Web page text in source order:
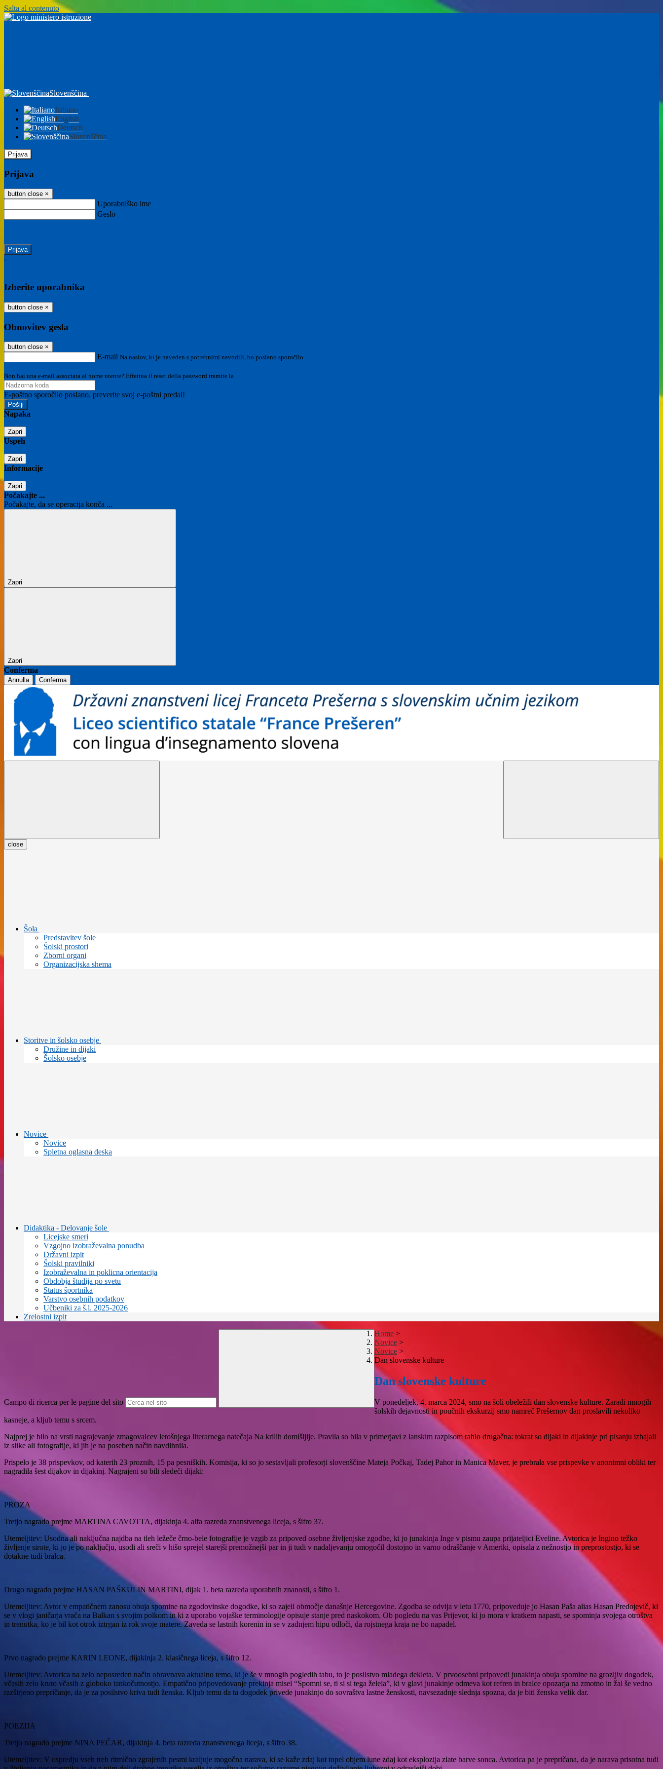
Salta al contenuto
Slovenščina
Italiano
English
Deutsch
Slovenščina
Prijava
Prijava
button close ×
Uporabniško ime
Geslo
-
Izberite uporabnika
button close ×
Obnovitev gesla
button close ×
E-mail Na naslov, ki je naveden s potrebnimi navodili, bo poslano sporočilo.
Non hai una e-mail associata al nome utente? Effettua il reset della password tramite la
E-poštno sporočilo poslano, preverite svoj e-poštni predal!
Napaka
Zapri
Uspeh
Zapri
Informacije
Zapri
Počakajte ...
Počakajte, da se operacija konča ...
Zapri
Zapri
Conferma
Annulla Conferma
close
Šola
Predstavitev šole
Šolski prostori
Zborni organi
Organizacijska shema
Storitve in šolsko osebje
Družine in dijaki
Šolsko osebje
Novice
Novice
Spletna oglasna deska
Didaktika - Delovanje šole
Licejske smeri
Vzgojno izobraževalna ponudba
Državni izpit
Šolski pravilniki
Izobraževalna in poklicna orientacija
Obdobja študija po svetu
Status športnika
Varstvo osebnih podatkov
Učbeniki za š.l. 2025-2026
Zrelostni izpit
Campo di ricerca per le pagine del sito
Home >
Novice >
Novice >
Dan slovenske kulture
Dan slovenske kulture
V ponedeljek, 4. marca 2024, smo na šoli obeležili dan slovenske kulture. Zaradi mnogih
šolskih dejavnosti in poučnih ekskurzij smo namreč Prešernov dan proslavili nekoliko
kasneje, a kljub temu s srcem.
Najprej je bilo na vrsti nagrajevanje zmagovalcev letošnjega literarnega natečaja Na krilih domišljije. Pravila so bila v primerjavi z lanskim razpisom rahlo drugačna: tokrat so dijaki in dijakinje pri pisanju izhajali
iz slike ali fotografije, ki jih je na poseben način navdihnila.
Prispelo je 38 prispevkov, od katerih 23 proznih, 15 pa pesniških. Komisija, ki so jo sestavljali profesorji slovenščine Mateja Počkaj, Tadej Pahor in Manica Maver, je prebrala vse prispevke v anonimni obliki ter
nagradila šest dijakov in dijakinj. Nagrajeni so bili sledeči dijaki:
PROZA
Tretjo nagradoprejme MARTINA CAVOTTA, dijakinja 4. alfa razreda znanstvenega liceja, s šifro 37.
Utemeljitev: Usodna ali naključna najdba na tleh ležeče črno-bele fotografije je vzgib za pripoved osebne življenjske zgodbe, ki jo junakinja Inge v pismu zaupa prijateljici Eveline. Avtorica je Ingino težko
življenje sirote, ki jo je po naključju, usodi ali sreči v hišo sprejel starejši premožnejši par in ji tudi v nadaljevanju omogočil dostojno in varno odraščanje v Ameriki, opisala z nežnostjo in preprostostjo, ki se
dotakne tudi bralca.
Drugo nagrado prejme HASAN PAŠKULIN MARTINI, dijak 1. beta razreda uporabnih znanosti, s šifro 1.
Utemeljitev: Avtor v empatičnem zanosu obuja spomine na zgodovinske dogodke, ki so zajeli območje današnje Hercegovine. Zgodba se odvija v letu 1770, pripoveduje jo Hasan Paša alias Hasan Predojevič, ki
se v vlogi janičarja vrača na Balkan s svojim polkom in ki z uporabo vojaške terminologije opisuje stanje pred naskokom. Ob pogledu na vas Prijevor, ki jo mora v kratkem napasti, se spominja svojega otroštva
in trenutka, ko je bil kot otrok iztrgan iz rok svoje matere. Zaveda se lastnih korenin in se v zadnjem hipu odloči, da rojstnega kraja ne bo napadel.
Prvo nagrado prejme KARIN LEONE, dijakinja 2. klasičnega liceja, s šifro 12.
Utemeljitev: Avtorica na zelo neposreden način obravnava aktualno temo, ki je še v mnogih pogledih tabu, to je posilstvo mladega dekleta. V prvoosebni pripovedi junakinja obuja spomine na grozljiv dogodek,
včasih zelo kruto včasih z globoko tankočutnostjo. Empatično pripovedovanje prekinja misel “Spomni se, ti si si tega želela”, ki v glavi junakinje odmeva kot refren in bralce opozarja na zmotno in žal še vedno
razširjeno prepričanje, da je za posilstvo kriva tudi ženska. Kljub temu da ta dogodek privede junakinjo do sovraštva lastne ženskosti, navsezadnje slednja spozna, da je biti ženska velik dar.
POEZIJA
Tretjo nagrado prejme NINA PEČAR, dijakinja 4. beta razreda znanstvenega liceja, s šifro 38.
Utemeljitev: V ospredju vseh treh ritmično zgrajenih pesmi kraljuje mogočna narava, ki se kaže zdaj kot topel objem lune zdaj kot eksplozija zlate barve sonca. Avtorica pa je prepričana, da je narava prisotna tudi